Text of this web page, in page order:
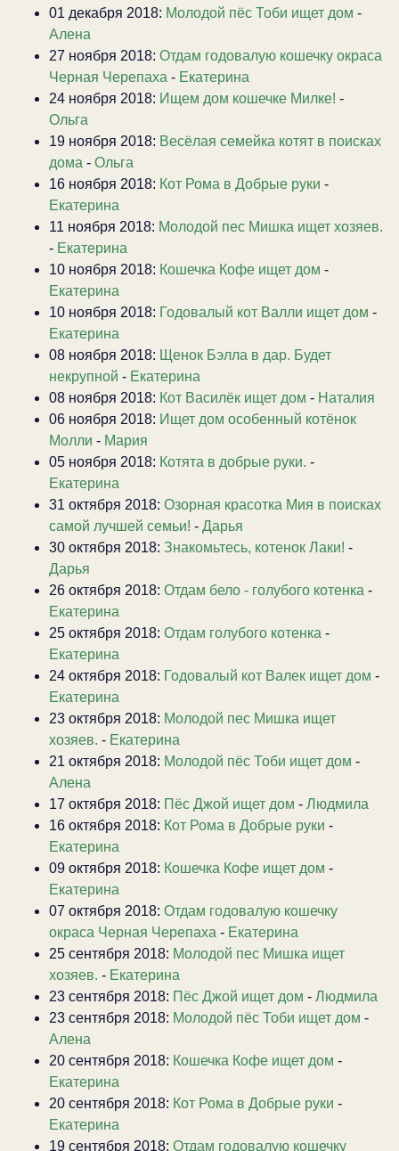
01 декабря 2018: Молодой пёс Тоби ищет дом -
Алена
27 ноября 2018: Отдам годовалую кошечку окраса
Черная Черепаха - Екатерина
24 ноября 2018: Ищем дом кошечке Милке! -
Ольга
19 ноября 2018: Весёлая семейка котят в поисках
дома - Ольга
16 ноября 2018: Кот Рома в Добрые руки -
Екатерина
11 ноября 2018: Молодой пес Мишка ищет хозяев.
- Екатерина
10 ноября 2018: Кошечка Кофе ищет дом -
Екатерина
10 ноября 2018: Годовалый кот Валли ищет дом -
Екатерина
08 ноября 2018: Щенок Бэлла в дар. Будет
некрупной - Екатерина
08 ноября 2018: Кот Василёк ищет дом - Наталия
06 ноября 2018: Ищет дом особенный котёнок
Молли - Мария
05 ноября 2018: Котята в добрые руки. -
Екатерина
31 октября 2018: Озорная красотка Мия в поисках
самой лучшей семьи! - Дарья
30 октября 2018: Знакомьтесь, котенок Лаки! -
Дарья
26 октября 2018: Отдам бело - голубого котенка -
Екатерина
25 октября 2018: Отдам голубого котенка -
Екатерина
24 октября 2018: Годовалый кот Валек ищет дом -
Екатерина
23 октября 2018: Молодой пес Мишка ищет
хозяев. - Екатерина
21 октября 2018: Молодой пёс Тоби ищет дом -
Алена
17 октября 2018: Пёс Джой ищет дом - Людмила
16 октября 2018: Кот Рома в Добрые руки -
Екатерина
09 октября 2018: Кошечка Кофе ищет дом -
Екатерина
07 октября 2018: Отдам годовалую кошечку
окраса Черная Черепаха - Екатерина
25 сентября 2018: Молодой пес Мишка ищет
хозяев. - Екатерина
23 сентября 2018: Пёс Джой ищет дом - Людмила
23 сентября 2018: Молодой пёс Тоби ищет дом -
Алена
20 сентября 2018: Кошечка Кофе ищет дом -
Екатерина
20 сентября 2018: Кот Рома в Добрые руки -
Екатерина
19 сентября 2018: Отдам годовалую кошечку